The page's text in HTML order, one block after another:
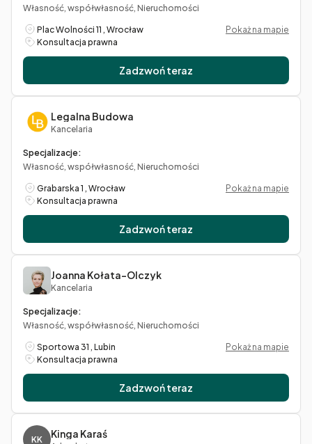
Własność, współwłasność, Nieruchomości
Plac Wolności 11 , Wrocław
Pokaż na mapie
Konsultacja prawna
Zadzwoń teraz
Legalna Budowa
Kancelaria
Specjalizacje:
Własność, współwłasność, Nieruchomości
Grabarska 1 , Wrocław
Pokaż na mapie
Konsultacja prawna
Zadzwoń teraz
Joanna Kołata-Olczyk
Kancelaria
Specjalizacje:
Własność, współwłasność, Nieruchomości
Sportowa 31 , Lubin
Pokaż na mapie
Konsultacja prawna
Zadzwoń teraz
KK Kinga Karaś